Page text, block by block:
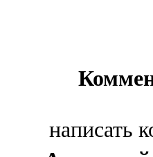
написать